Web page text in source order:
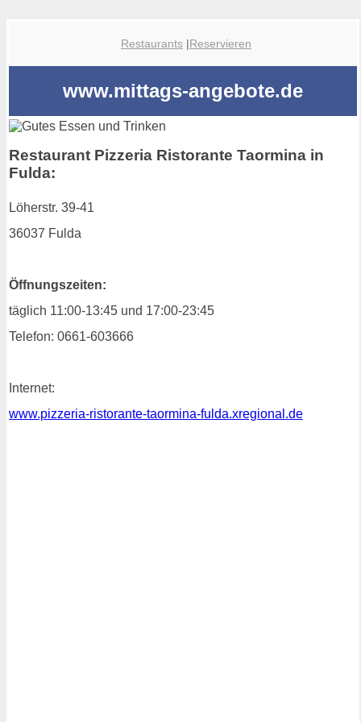
Restaurants |Reservieren
www.mittags-angebote.de
Restaurant Pizzeria Ristorante Taormina in
Fulda:
Löherstr. 39-41
36037 Fulda
Öffnungszeiten:
täglich 11:00-13:45 und 17:00-23:45
Telefon: 0661-603666
Internet:
www.pizzeria-ristorante-taormina-fulda.xregional.de